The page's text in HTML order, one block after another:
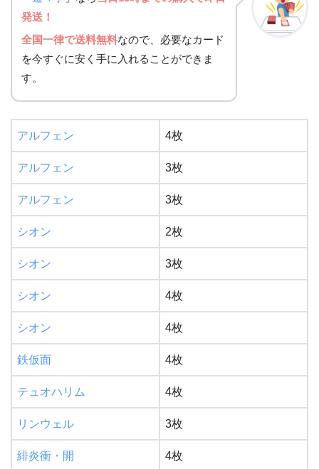
発送！
全国一律で送料無料なので、必要なカード
を今すぐに安く手に入れることができま
す。
アルフェン 4枚
アルフェン 3枚
アルフェン 3枚
シオン 2枚
シオン 3枚
シオン 4枚
シオン 4枚
鉄仮面 4枚
テュオハリム 4枚
リンウェル 3枚
緋炎衝・開 4枚